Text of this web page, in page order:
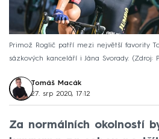
Primož Roglič patří mezi největší favority
sázkových kanceláří i Jána Svorady.
Zdroj:
Tomáš Macák
27. srp 2020, 17:12
Za normálních okolností